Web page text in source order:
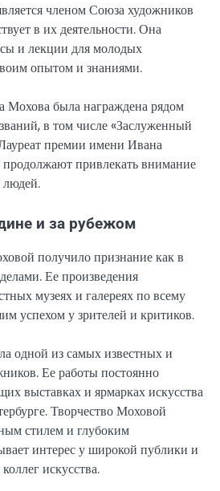
членом Союза художников
в их деятельности. Она
и лекции для молодых
опытом и знаниями.
Мохова была награждена рядом
в том числе «Заслуженный
премии имени Ивана
привлекать внимание
людей.
и за рубежом
получило признание как в
Ее произведения
музеях и галереях по всему
успехом у зрителей и критиков.
одной из самых известных и
Ее работы постоянно
выставках и ярмарках искусства
Творчество Моховой
стилем и глубоким
интерес у широкой публики и
искусства.